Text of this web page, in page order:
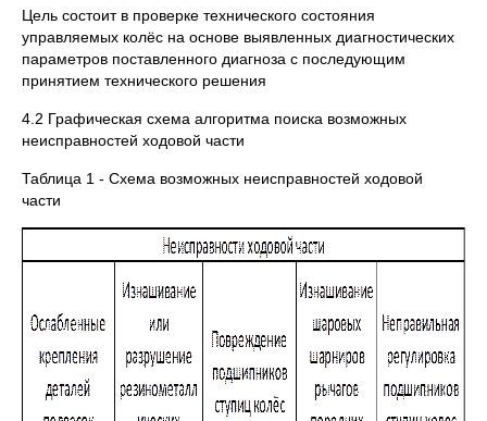
Цель состоит в проверке технического состояния
управляемых колёс на основе выявленных диагностических
параметров поставленного диагноза с последующим
принятием технического решения
4.2 Графическая схема алгоритма поиска возможных
неисправностей ходовой части
Таблица 1 - Схема возможных неисправностей ходовой
части